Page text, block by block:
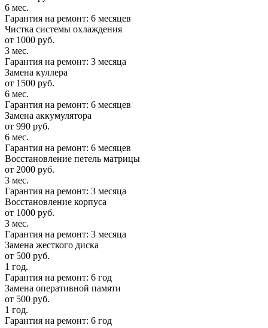
6 мес.
Гарантия на ремонт: 6 месяцев
Чистка системы охлаждения
от 1000 руб.
3 мес.
Гарантия на ремонт: 3 месяца
Замена куллера
от 1500 руб.
6 мес.
Гарантия на ремонт: 6 месяцев
Замена аккумулятора
от 990 руб.
6 мес.
Гарантия на ремонт: 6 месяцев
Восстановление петель матрицы
от 2000 руб.
3 мес.
Гарантия на ремонт: 3 месяца
Восстановление корпуса
от 1000 руб.
3 мес.
Гарантия на ремонт: 3 месяца
Замена жесткого диска
от 500 руб.
1 год.
Гарантия на ремонт: 6 год
Замена оперативной памяти
от 500 руб.
1 год.
Гарантия на ремонт: 6 год